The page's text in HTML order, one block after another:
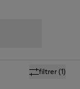
filtrer(1)